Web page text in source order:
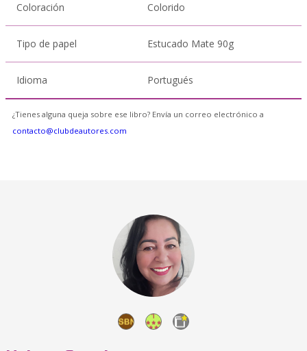
Coloración Colorido
Tipo de papel Estucado Mate 90g
Idioma Portugués
¿Tienes alguna queja sobre ese libro? Envía un correo electrónico a
contacto@clubdeautores.com